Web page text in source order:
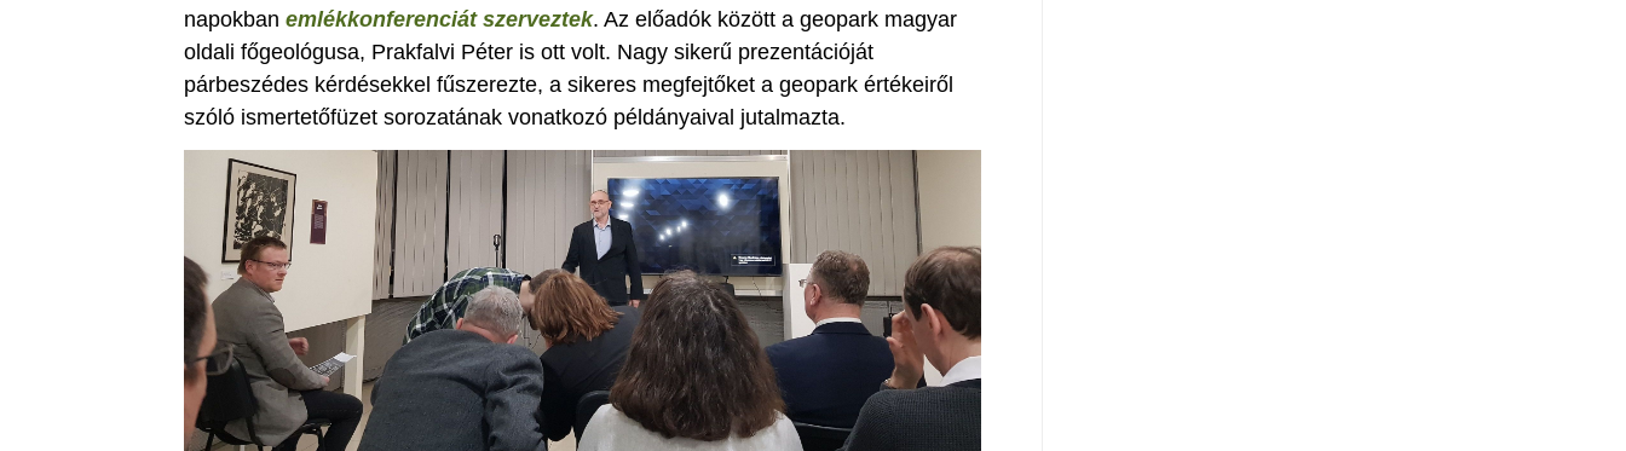
napokban emlékkonferenciát szerveztek. Az előadók között a geopark magyar
oldali főgeológusa, Prakfalvi Péter is ott volt. Nagy sikerű prezentációját
párbeszédes kérdésekkel fűszerezte, a sikeres megfejtőket a geopark értékeiről
szóló ismertetőfüzet sorozatának vonatkozó példányaival jutalmazta.